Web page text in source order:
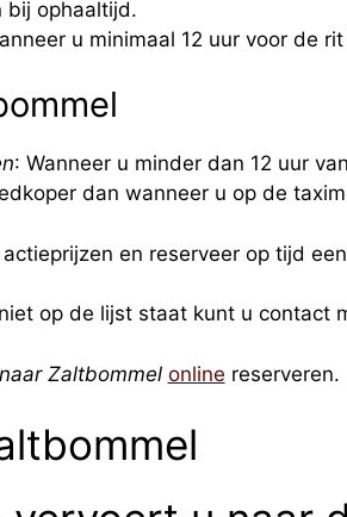
bij ophaaltijd.
u minimaal 12 uur voor de
: Wanneer u minder dan 12 uur
dan wanneer u op de
en reserveer op tijd
op de lijst staat kunt u contact
Zaltbommel online reserveren.